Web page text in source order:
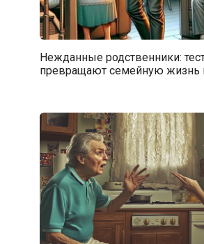
Нежданные родственники:
превращают семейную жизнь